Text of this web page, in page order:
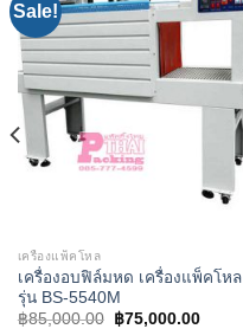
Sale!
Add to
เครื่องแพ็คโหล
เครื่องอบฟิล์มหด เครื่องแพ็คโหล
รุ่น BS-5540M
฿85,000.00 ฿75,000.00